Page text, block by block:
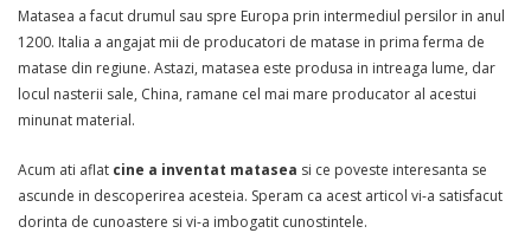
Matasea a facut drumul sau spre Europa prin intermediul persilor in anul
1200. Italia a angajat mii de producatori de matase in prima ferma de
matase din regiune. Astazi, matasea este produsa in intreaga lume, dar
locul nasterii sale, China, ramane cel mai mare producator al acestui
minunat material.
Acum ati aflat cine a inventat matasea si ce poveste interesanta se
ascunde in descoperirea acesteia. Speram ca acest articol vi-a satisfacut
dorinta de cunoastere si vi-a imbogatit cunostintele.